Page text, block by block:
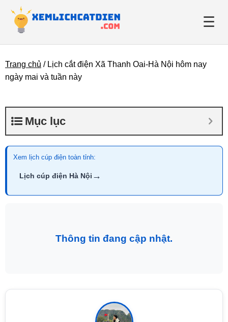
☰
Giới thiệu
Tin tức
Trang chủ / Lịch cắt điện Xã Thanh Oai-Hà Nội hôm nay
ngày mai và tuần này
Mục lục
Xem lịch cúp điện toàn tỉnh:
Lịch cúp điện Hà Nội →
Thông tin đang cập nhật.